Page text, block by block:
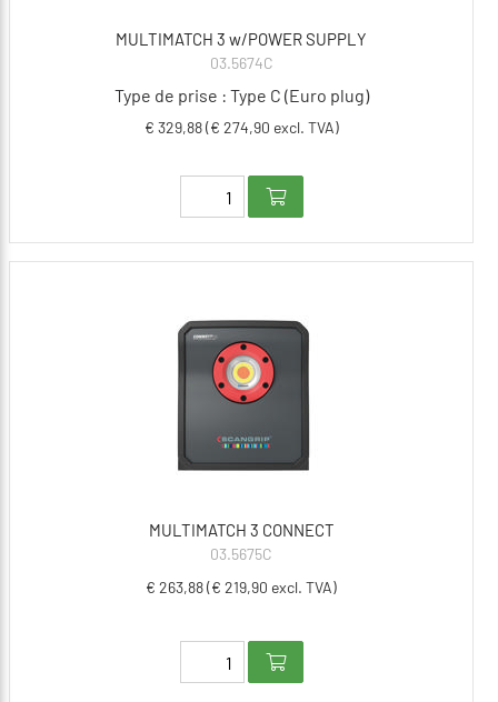
MULTIMATCH 3 w/POWER SUPPLY
03.5674C
Type de prise : Type C (Euro plug)
€ 329,88 (€ 274,90 excl. TVA)
MULTIMATCH 3 CONNECT
03.5675C
€ 263,88 (€ 219,90 excl. TVA)